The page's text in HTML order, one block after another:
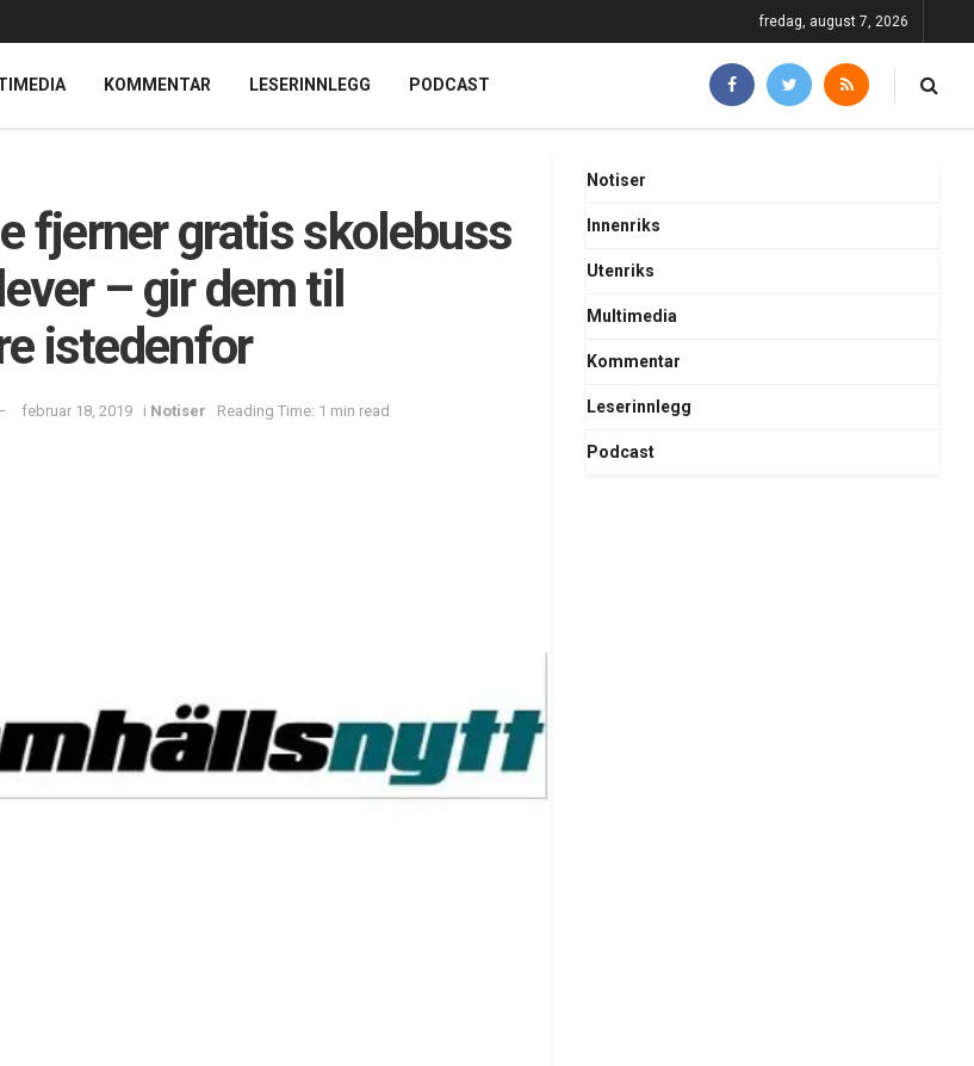
fredag, august 7, 2026
KOMMENTAR LESERINNLEGG PODCAST
fjerner gratis skolebuss
– gir dem til
istedenfor
februar 18, 2019 i Notiser Reading Time: 1 min read
Notiser
Innenriks
Utenriks
Multimedia
Kommentar
Leserinnlegg
Podcast